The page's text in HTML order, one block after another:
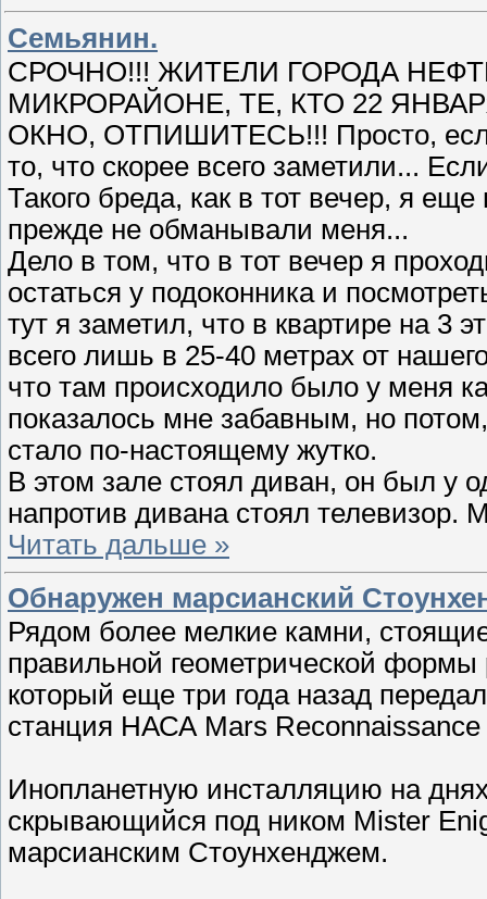
Семьянин.
СРОЧНО!!! ЖИТЕЛИ ГОРОДА
МИКРОРАЙОНЕ, ТЕ, КТО 22
ОКНО, ОТПИШИТЕСЬ!!! Просто, если
то, что скорее всего заметили...
Такого бреда, как в тот вечер, я
прежде не обманывали меня...
Дело в том, что в тот вечер я
остаться у подоконника и
тут я заметил, что в квартире на 3
всего лишь в 25-40 метрах от
что там происходило было у меня
показалось мне забавным, но
стало по-настоящему жутко.
В этом зале стоял диван, он был у
напротив дивана стоял телевизор.
Читать дальше »
Обнаружен марсианский
Рядом более мелкие камни,
правильной геометрической
который еще три года назад
станция НАСА Mars Reconnaissance
Инопланетную инсталляцию на
скрывающийся под ником Mister
марсианским Стоунхенджем.